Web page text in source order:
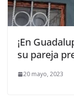
¡En
su pareja
20 mayo, 2023